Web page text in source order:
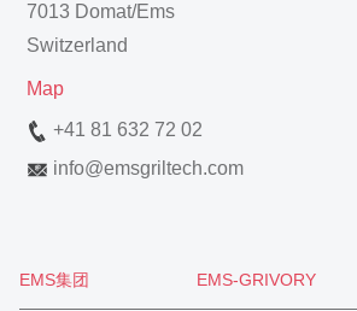
7013 Domat/Ems
Switzerland
Map
+41 81 632 72 02
info@emsgriltech.com
EMS集团 EMS-GRIVORY